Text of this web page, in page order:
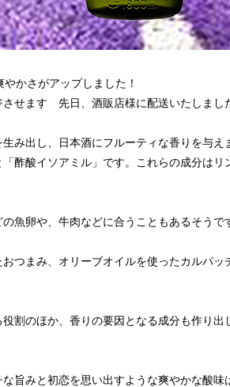
かさがアップしました！
せます 先日、酒販店様に配送いたしまし
み出し、日本酒にフルーティな香りを与
酢酸イソアミル」です。これらの成分は
魚卵や、牛肉などに合うこともあるそうで
つまみ、オリーブオイルを使ったカルパ
割のほか、香りの要因となる成分も作り
旨みと初恋を思い出すような爽やかな酸味